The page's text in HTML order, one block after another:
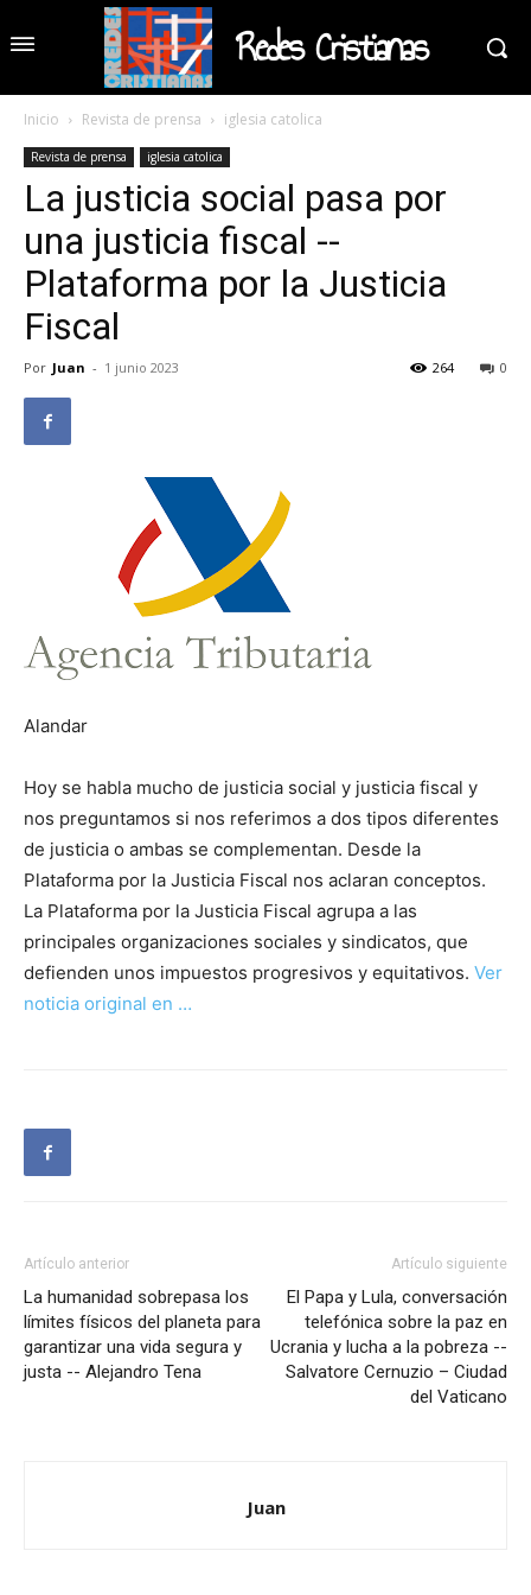
Redes Cristianas
Inicio Revista de prensa iglesia catolica
Revista de prensa iglesia catolica
La justicia social pasa por
una justicia fiscal --
Plataforma por la Justicia
Fiscal
Por Juan - 1 junio 2023 0
264
Alandar
Hoy se habla mucho de justicia social y justicia fiscal y
nos preguntamos si nos referimos a dos tipos diferentes
de justicia o ambas se complementan. Desde la
Plataforma por la Justicia Fiscal nos aclaran conceptos.
La Plataforma por la Justicia Fiscal agrupa a las
principales organizaciones sociales y sindicatos, que
defienden unos impuestos progresivos y equitativos. Ver
noticia original en …
Artículo anterior
La humanidad sobrepasa los
límites físicos del planeta para
garantizar una vida segura y
justa -- Alejandro Tena
Artículo siguiente
El Papa y Lula, conversación
telefónica sobre la paz en
Ucrania y lucha a la pobreza --
Salvatore Cernuzio – Ciudad
del Vaticano
Juan